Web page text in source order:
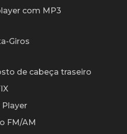
com MP3
Giros
de cabeça traseiro
Player
FM/AM